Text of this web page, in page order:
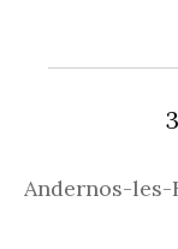
Andernos-les-